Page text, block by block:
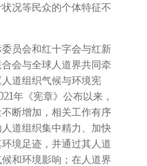
况等民众的个体特征不
员会和红十字会与红新
会与全球人道界共同牵
道组织气候与环境宪
年《宪章》公布以来，
断增加，相关工作有序
道组织集中精力、加快
境足迹，并通过其人道
和环境影响；在人道界